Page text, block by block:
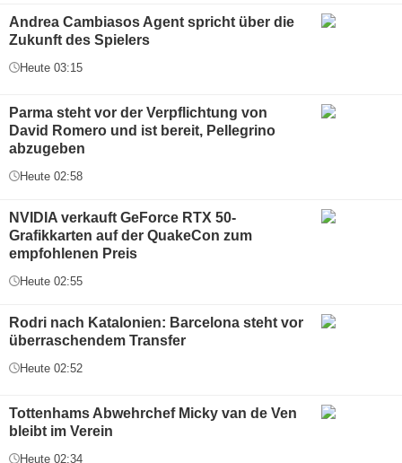
Andrea Cambiasos Agent spricht über die
Zukunft des Spielers
Heute 03:15
Parma steht vor der Verpflichtung von
David Romero und ist bereit, Pellegrino
abzugeben
Heute 02:58
NVIDIA verkauft GeForce RTX 50-
Grafikkarten auf der QuakeCon zum
empfohlenen Preis
Heute 02:55
Rodri nach Katalonien: Barcelona steht vor
überraschendem Transfer
Heute 02:52
Tottenhams Abwehrchef Micky van de Ven
bleibt im Verein
Heute 02:34